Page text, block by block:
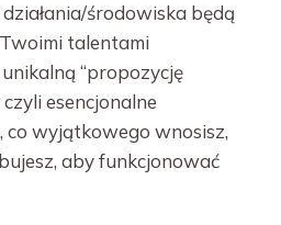
środowiska będą
talentami
“propozycję
esencjonalne
co wyjątkowego wnosisz,
aby funkcjonować